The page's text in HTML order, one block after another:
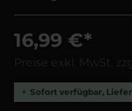
16,99 €*
Preise exkl. MwSt.
Sofort verfügbar,